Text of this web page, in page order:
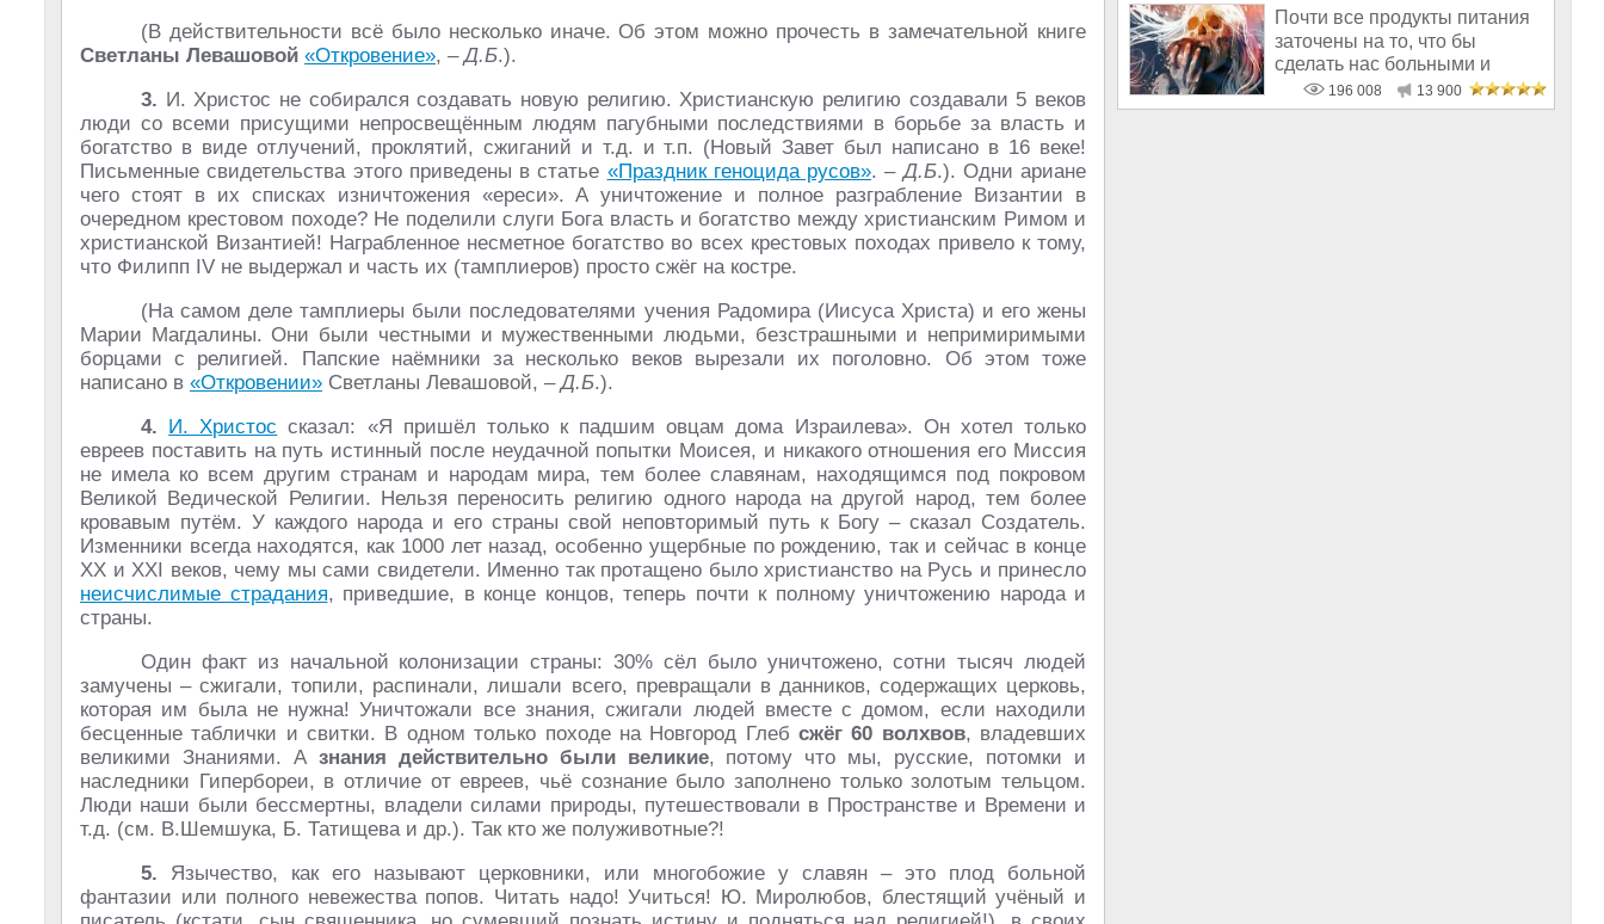
(В действительности всё было несколько иначе. Об этом можно прочесть в замечательной книге
Светланы Левашовой «Откровение», –Д.Б.).
3. И. Христос не собирался создавать новую религию. Христианскую религию создавали 5 веков
люди со всеми присущими непросвещённым людям пагубными последствиями в борьбе за власть и
богатство в виде отлучений, проклятий, сжиганий и т.д. и т.п. (Новый Завет был написано в 16 веке!
Письменные свидетельства этого приведены в статье «Праздник геноцида русов». –Д.Б.). Одни ариане
чего стоят в их списках изничтожения «ереси». А уничтожение и полное разграбление Византии в
очередном крестовом походе? Не поделили слуги Бога власть и богатство между христианским Римом и
христианской Византией! Награбленное несметное богатство во всех крестовых походах привело к тому,
что Филипп IV не выдержал и часть их (тамплиеров) просто сжёг на костре.
(На самом деле тамплиеры были последователями учения Радомира (Иисуса Христа) и его жены
Марии Магдалины. Они были честными и мужественными людьми, безстрашными и непримиримыми
борцами с религией. Папские наёмники за несколько веков вырезали их поголовно. Об этом тоже
написано в «Откровении» Светланы Левашовой, –Д.Б.).
4. И. Христос сказал: «Я пришёл только к падшим овцам дома Израилева». Он хотел только
евреев поставить на путь истинный после неудачной попытки Моисея, и никакого отношения его Миссия
не имела ко всем другим странам и народам мира, тем более славянам, находящимся под покровом
Великой Ведической Религии. Нельзя переносить религию одного народа на другой народ, тем более
кровавым путём. У каждого народа и его страны свой неповторимый путь к Богу – сказал Создатель.
Изменники всегда находятся, как 1000 лет назад, особенно ущербные по рождению, так и сейчас в конце
ХХ и ХХI веков, чему мы сами свидетели. Именно так протащено было христианство на Русь и принесло
неисчислимые страдания, приведшие, в конце концов, теперь почти к полному уничтожению народа и
страны.
Один факт из начальной колонизации страны: 30% сёл было уничтожено, сотни тысяч людей
замучены – сжигали, топили, распинали, лишали всего, превращали в данников, содержащих церковь,
которая им была не нужна! Уничтожали все знания, сжигали людей вместе с домом, если находили
бесценные таблички и свитки. В одном только походе на Новгород Глеб сжёг 60 волхвов, владевших
великими Знаниями. А знания действительно были великие, потому что мы, русские, потомки и
наследники Гипербореи, в отличие от евреев, чьё сознание было заполнено только золотым тельцом.
Люди наши были бессмертны, владели силами природы, путешествовали в Пространстве и Времени и
т.д. (см. В.Шемшука, Б. Татищева и др.). Так кто же полуживотные?!
5. Язычество, как его называют церковники, или многобожие у славян – это плод больной
фантазии или полного невежества попов. Читать надо! Учиться! Ю. Миролюбов, блестящий учёный и
Почти все продукты питания
заточены на то, что бы
сделать нас больными и
бесплодным
196 008 13 900